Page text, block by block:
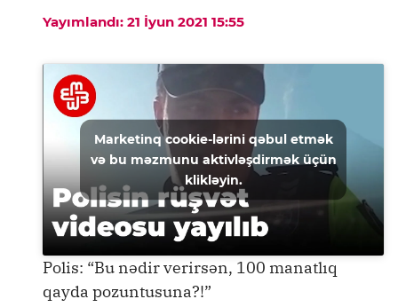
Yayımlandı: 21 İyun 2021 15:55
Marketinq cookie-lərini qəbul etmək
və bu məzmunu aktivləşdirmək üçün
klikləyin.
Polis: “Bu nədir verirsən, 100 manatlıq
qayda pozuntusuna?!”